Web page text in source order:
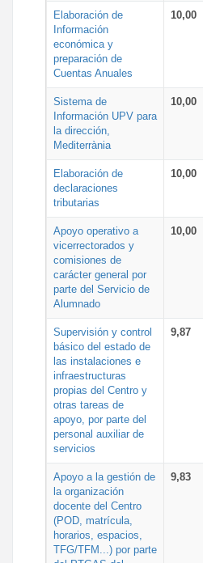
Elaboración de
Información
económica y
preparación de
Cuentas Anuales
10,00
Sistema de
Información UPV para
la dirección,
Mediterrània
10,00
Elaboración de
declaraciones
tributarias
10,00
Apoyo operativo a
vicerrectorados y
comisiones de
carácter general por
parte del Servicio de
Alumnado
10,00
Supervisión y control
básico del estado de
las instalaciones e
infraestructuras
propias del Centro y
otras tareas de
apoyo, por parte del
personal auxiliar de
servicios
9,87
Apoyo a la gestión de
la organización
docente del Centro
(POD, matrícula,
horarios, espacios,
TFG/TFM...) por parte
9,83